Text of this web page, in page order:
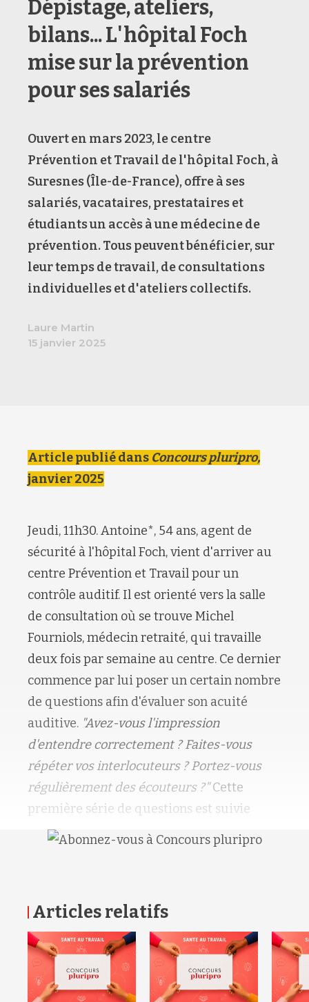
Dépistage, ateliers,
bilans... L'hôpital Foch
mise sur la prévention
pour ses salariés
Ouvert en mars 2023, le centre
Prévention et Travail de l'hôpital Foch, à
Suresnes (Île-de-France), offre à ses
salariés, vacataires, prestataires et
étudiants un accès à une médecine de
prévention. Tous peuvent bénéficier, sur
leur temps de travail, de consultations
individuelles et d'ateliers collectifs.
Laure Martin
15 janvier 2025
Article publié dans Concours pluripro,
janvier 2025
Jeudi, 11h30. Antoine*, 54 ans, agent de
sécurité à l'hôpital Foch, vient d'arriver au
centre Prévention et Travail pour un
contrôle auditif. Il est orienté vers la salle
de consultation où se trouve Michel
Fourniols, médecin retraité, qui travaille
deux fois par semaine au centre. Ce dernier
commence par lui poser un certain nombre
de questions afin d'évaluer son acuité
auditive. "Avez-vous l'impression
d'entendre correctement ? Faites-vous
répéter vos interlocuteurs ? Portez-vous
régulièrement des écouteurs ?"Cette
première série de questions est suivie
Articles relatifs RETOUR HAUT DE PAGE